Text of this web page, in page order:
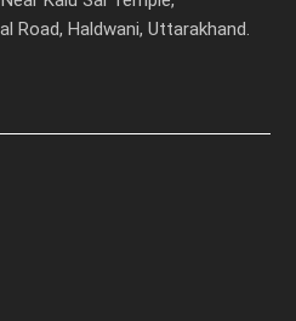
Road, Haldwani, Uttarakhand.